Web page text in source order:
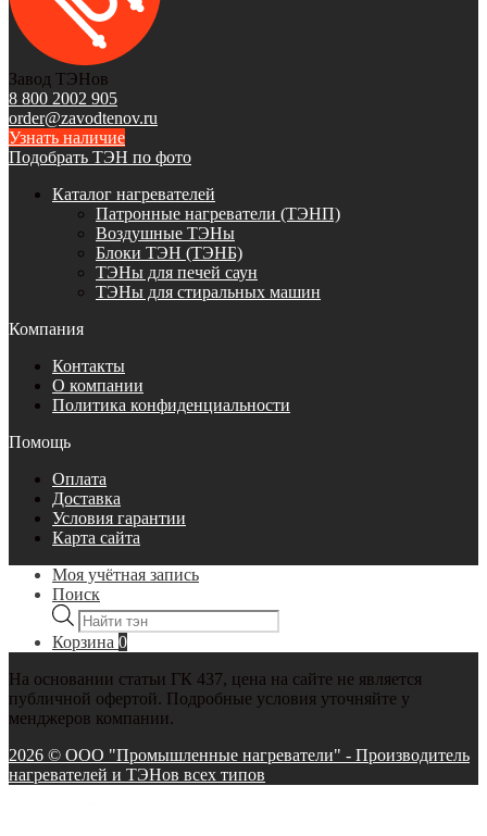
Завод ТЭНов
8 800 2002 905
order@zavodtenov.ru
Узнать наличие
Подобрать ТЭН по фото
Каталог нагревателей
Патронные нагреватели (ТЭНП)
Воздушные ТЭНы
Блоки ТЭН (ТЭНБ)
ТЭНы для печей саун
ТЭНы для стиральных машин
Компания
Контакты
О компании
Политика конфиденциальности
Помощь
Оплата
Доставка
Условия гарантии
Карта сайта
Моя учётная запись
Поиск
Поиск
товаров
Корзина 0
На основании статьи ГК 437, цена на сайте не является
публичной офертой. Подробные условия уточняйте у
менджеров компании.
2026 © ООО "Промышленные нагреватели" - Производитель
нагревателей и ТЭНов всех типов